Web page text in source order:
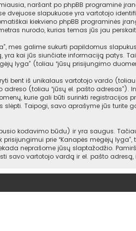
naršant po phpBB programinė
dvejuose slapukuose yra vartotojo
kiekvieno phpBB programinės
nurodo, kurias temas jūs jau
mes galime sukurti papildomus
yra kai jūs siunčiate informaciją patys.
lyga” (toliau “jūsų prisijungimo
bent iš unikalaus vartotojo vardo
adreso (toliau “jūsų el. pašto
kurie gali būti surinkti registracijos
slėpti. Taipogi, savo aprašyme jūs
kodavimo būdu) ir yra saugus.
prie “Kanapės mėgėjų
neprašome jūsų slaptažodžio.
savo vartotojo vardą ir el. pašto